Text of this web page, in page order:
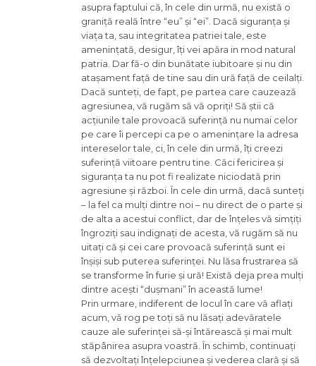
asupra faptului că, în cele din urmă, nu există o
graniță reală între “eu” și “ei”. Dacă siguranța și
viața ta, sau integritatea patriei tale, este
amenințată, desigur, îți vei apăra in mod natural
patria. Dar fă-o din bunătate iubitoare și nu din
atașament față de tine sau din ură față de ceilalți.
Dacă sunteți, de fapt, pe partea care cauzează
agresiunea, vă rugăm să vă opriți! Să știi că
acțiunile tale provoacă suferință nu numai celor
pe care îi percepi ca pe o amenințare la adresa
intereselor tale, ci, în cele din urmă, îți creezi
suferință viitoare pentru tine. Căci fericirea și
siguranța ta nu pot fi realizate niciodată prin
agresiune și război. În cele din urmă, dacă sunteți
– la fel ca mulți dintre noi – nu direct de o parte și
de alta a acestui conflict, dar de înțeles vă simțiți
îngroziți sau indignați de acesta, vă rugăm să nu
uitați că și cei care provoacă suferință sunt ei
înșiși sub puterea suferinței. Nu lăsa frustrarea să
se transforme în furie și ură! Există deja prea mulți
dintre acești “dușmani” în această lume!
Prin urmare, indiferent de locul în care vă aflați
acum, vă rog pe toți să nu lăsați adevăratele
cauze ale suferinței să-și întărească și mai mult
stăpânirea asupra voastră. În schimb, continuați
să dezvoltați înțelepciunea și vederea clară și să